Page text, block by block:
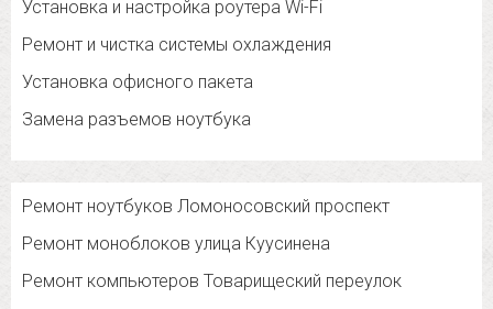
Установка и настройка роутера Wi-Fi
Ремонт и чистка системы охлаждения
Установка офисного пакета
Замена разъемов ноутбука
Ремонт ноутбуков Ломоносовский проспект
Ремонт моноблоков улица Куусинена
Ремонт компьютеров Товарищеский переулок